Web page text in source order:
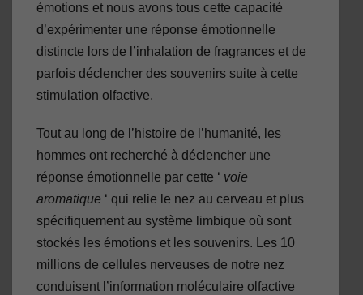
émotions et nous avons tous cette capacité
d’expérimenter une réponse émotionnelle
distincte lors de l’inhalation de fragrances et de
parfois déclencher des souvenirs suite à cette
stimulation olfactive.
Tout au long de l’histoire de l’humanité, les
hommes ont recherché à déclencher une
réponse émotionnelle par cette ‘ voie
aromatique ‘ qui relie le nez au cerveau et plus
spécifiquement au système limbique où sont
stockés les émotions et les souvenirs. Les 10
millions de cellules nerveuses de notre nez
conduisent l’information moléculaire olfactive